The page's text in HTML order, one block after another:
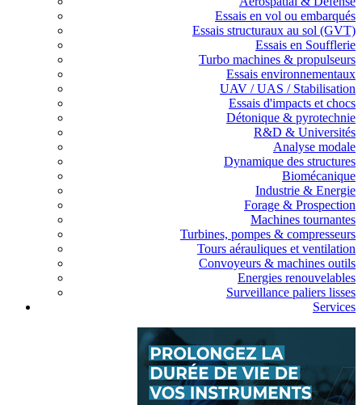
Essais en vol ou embarqués
Essais structuraux au sol (GVT)
Essais en Soufflerie
Turbo machines & propulseurs
Essais environnementaux
UAV / UAS / Stabilisation
Essais d'impacts et chocs
Détonique & pyrotechnie
R&D & Universités
Analyse modale
Dynamique des structures
Biomécanique
Industrie & Energie
Forage & Prospection
Machines tournantes
Turbines, pompes & compresseurs
Tours aérauliques et ventilation
Convoyeurs & machines outils
Energies renouvelables
Surveillance paliers lisses
Services